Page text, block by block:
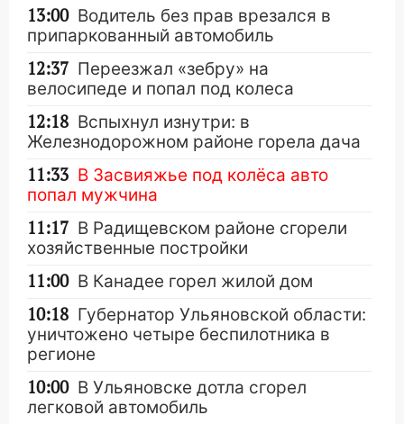
13:00 Водитель без прав врезался в
припаркованный автомобиль
12:37 Переезжал «зебру» на
велосипеде и попал под колеса
12:18 Вспыхнул изнутри: в
Железнодорожном районе горела дача
11:33 В Засвияжье под колёса авто
попал мужчина
11:17 В Радищевском районе сгорели
хозяйственные постройки
11:00 В Канадее горел жилой дом
10:18 Губернатор Ульяновской области:
уничтожено четыре беспилотника в
регионе
10:00 В Ульяновске дотла сгорел
легковой автомобиль